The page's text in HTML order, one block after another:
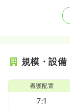
規模・設備
看護配置
7:1